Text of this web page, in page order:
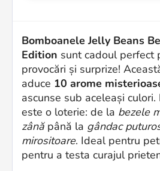
Bomboanele Jelly Beans
Edition sunt cadoul perfect
provocări și surprize!
aduce 10 arome
ascunse sub aceleași culori.
este o loterie: de la bezele
zânăpână la gândac
mirositoare. Ideal pentru
pentru a testa curajul